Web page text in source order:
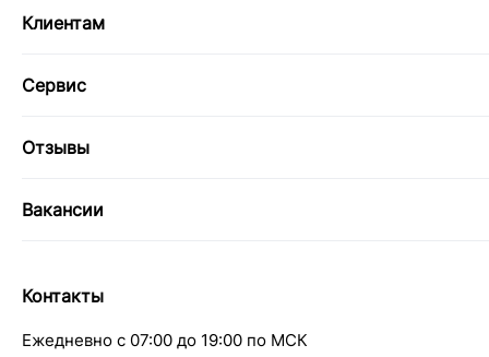
Клиентам
Сервис
Отзывы
Вакансии
Контакты
Ежедневно с 07:00 до 19:00 по МСК